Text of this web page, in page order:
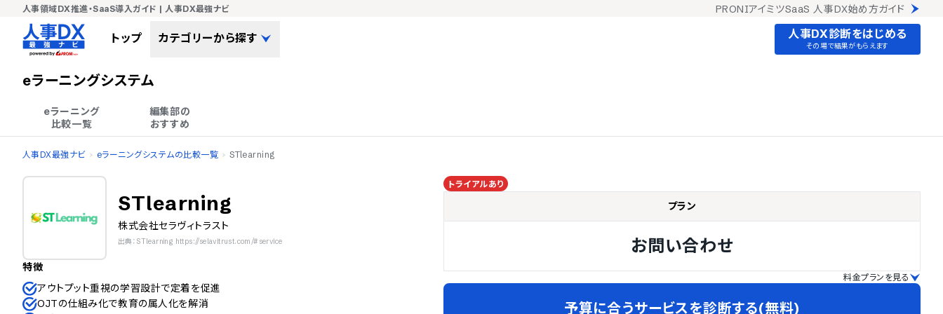
人事領域DX推進・SaaS導入ガイド | 人事DX最強ナビ PRONIアイミツSaaS 人事DX始め方ガイド
トップ カテゴリーから探す 人事DX診断をはじめる
その場で結果がもらえます
eラーニングシステム
eラーニング
比較一覧
編集部の
おすすめ
人事DX最強ナビ eラーニングシステムの比較一覧 STlearning
STlearning
株式会社セラヴィトラスト
出典：STlearning https://selavitrust.com/#service
特徴
アウトプット重視の学習設計で定着を促進
OJTの仕組み化で教育の属人化を解消
トライアルあり
プラン
お問い合わせ
料金プランを見る
予算に合うサービスを診断する(無料)